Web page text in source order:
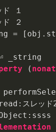
ド １
ド ２
=
(
スレッド